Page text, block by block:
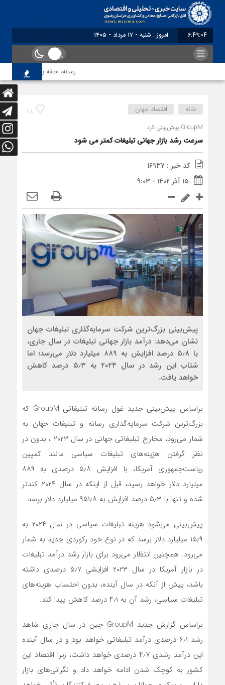
6:49:05 امروز : شنبه - ۱۷ مرداد - ۱۴۰۵
رسانه، حلقه پیوند میدان
28 خانه اقتصاد جهان
GroupM پیش‌بینی کرد
سرعت رشد بازار جهانی تبلیغات کمتر می شود
کد خبر : 16937
۱۵ آذر ۱۴۰۲ - ۹:۰۳
پیش‌بینی‌ بزرگ‌ترین شرکت سرمایه‌گذاری تبلیغات جهان
نشان می‌دهد: درآمد بازار جهانی تبلیغات در سال جاری،
با ۵٫۸ درصد افزایش به ۸۸۹ میلیارد دلار می‌رسد؛ اما
شتاب این رشد در سال ۲۰۲۴ به ۵٫۳ درصد کاهش
خواهد یافت.
براساس پیش‌بینی جدید غول رسانه تبلیغاتی GroupM که
بزرگ‌ترین شرکت سرمایه‌گذاری رسانه و تبلیغات جهان به
شمار می‌رود، مخارج تبلیغاتی جهانی در سال ۲۰۲۳ ، بدون در
نظر گرفتن هزینه‌های تبلیغات سیاسی مانند کمپین
ریاست‌جمهوری آمریکا، با افزایش ۵٫۸ درصدی به ۸۸۹
میلیارد دلار خواهد رسید، قبل از اینکه در سال ۲۰۲۴ کندتر
شده و تنها با ۵٫۳ درصد افزایش به ۹۵۱٫۸ میلیارد دلار برسد.
پیش‌بینی می‌شود هزینه تبلیغات سیاسی در سال ۲۰۲۴ به
۱۵٫۹ میلیارد دلار برسد که در نوع خود رکوردی جدید به شمار
می‌رود. همچنین انتظار می‌رود برای بازار رشد درآمد تبلیغات
در بازار آمریکا در سال ۲۰۲۳ افزایشی ۵٫۷ درصدی داشته
باشد، پیش از آنکه در سال آینده، بدون احتساب هزینه‌های
تبلیغات سیاسی، رشد آن به ۴٫۱ درصد کاهش پیدا کند.
براساس گزارش جدید GroupM چین در سال جاری شاهد
رشد ۶٫۱ درصدی درآمد تبلیغاتی خواهد بود و در سال آینده
این درآمد رشدی ۴٫۷ درصدی خواهد داشت، زیرا اقتصاد این
کشور به کوچک شدن ادامه خواهد داد و نگرانی‌های بازار